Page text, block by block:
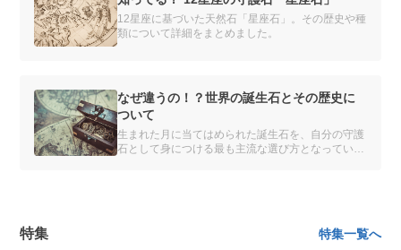
12星座に基づいた天然石「星座石」。その歴史や種
類について詳細をまとめました。
なぜ違うの！？世界の誕生石とその歴史に
ついて
生まれた月に当てはめられた誕生石を、自分の守護
石として身につける最も主流な選び方となっている
特集 特集一覧へ